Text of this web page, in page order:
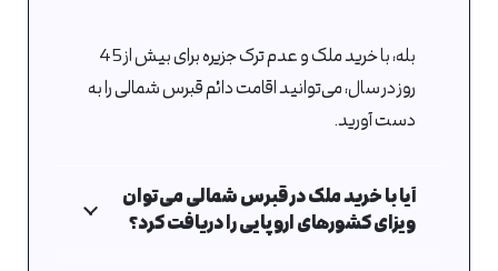
بله، با خرید ملک و عدم ترک جزیره برای بیش از 45
روز در سال، می‌توانید اقامت دائم قبرس شمالی را به
دست آورید.
آیا با خرید ملک در قبرس شمالی می‌توان
ویزای کشورهای اروپایی را دریافت کرد؟